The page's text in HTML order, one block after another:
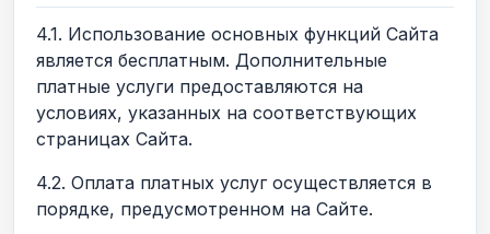
4.1. Использование основных функций Сайта
является бесплатным. Дополнительные
платные услуги предоставляются на
условиях, указанных на соответствующих
страницах Сайта.
4.2. Оплата платных услуг осуществляется в
порядке, предусмотренном на Сайте.